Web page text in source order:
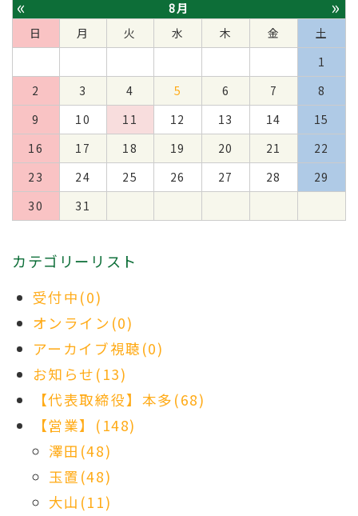
« 8月 »
日 月 火 水 木 金
土
1
2
3 4 5 6 7
8
9
10 11 12 13 14
15
16
17 18 19 20 21
22
23
24 25 26 27 28
29
30
31
カテゴリーリスト
受付中(0)
オンライン(0)
アーカイブ視聴(0)
お知らせ(13)
【代表取締役】本多(68)
【営業】(148)
澤田(48)
玉置(48)
大山(11)